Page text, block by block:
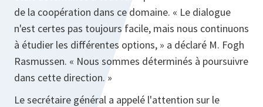
de la coopération dans ce domaine. « Le dialogue
n'est certes pas toujours facile, mais nous continuons
à étudier les différentes options, » a déclaré M. Fogh
Rasmussen. « Nous sommes déterminés à poursuivre
dans cette direction. »
Le secrétaire général a appelé l'attention sur le